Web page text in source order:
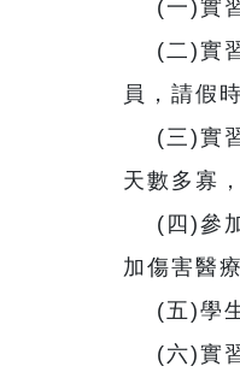
(一)實習
(二)實習
員，請假
(三)實習
天數多寡
(四)參加
加傷害醫
(五)學生
(六)實習